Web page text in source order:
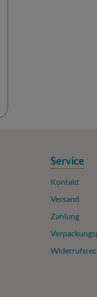
Service
Kontakt
Versand
Zahlung